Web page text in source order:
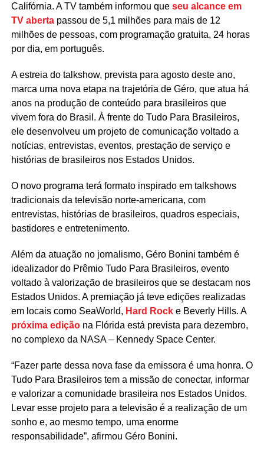
Califórnia. A TV também informou que seu alcance em
TV abertapassou de 5,1 milhões para mais de 12
milhões de pessoas, com programação gratuita, 24 horas
por dia, em português.
A estreia do talkshow, prevista para agosto deste ano,
marca uma nova etapa na trajetória de Géro, que atua há
anos na produção de conteúdo para brasileiros que
vivem fora do Brasil. À frente do Tudo Para Brasileiros,
ele desenvolveu um projeto de comunicação voltado a
notícias, entrevistas, eventos, prestação de serviço e
histórias de brasileiros nos Estados Unidos.
O novo programa terá formato inspirado em talkshows
tradicionais da televisão norte-americana, com
entrevistas, histórias de brasileiros, quadros especiais,
bastidores e entretenimento.
Além da atuação no jornalismo, Géro Bonini também é
idealizador do Prêmio Tudo Para Brasileiros, evento
voltado à valorização de brasileiros que se destacam nos
Estados Unidos. A premiação já teve edições realizadas
em locais como SeaWorld, Hard Rocke Beverly Hills. A
próxima ediçãona Flórida está prevista para dezembro,
no complexo da NASA – Kennedy Space Center.
“Fazer parte dessa nova fase da emissora é uma honra. O
Tudo Para Brasileiros tem a missão de conectar, informar
e valorizar a comunidade brasileira nos Estados Unidos.
Levar esse projeto para a televisão é a realização de um
sonho e, ao mesmo tempo, uma enorme
responsabilidade”, afirmou Géro Bonini.